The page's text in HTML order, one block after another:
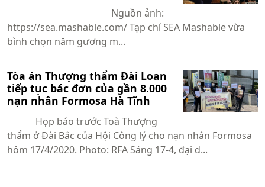
Nguồn ảnh:
https://sea.mashable.com/ Tạp chí SEA Mashable vừa
bình chọn năm gương m...
Tòa án Thượng thẩm Đài Loan
tiếp tục bác đơn của gần 8.000
nạn nhân Formosa Hà Tĩnh
Họp báo trước Toà Thượng
thẩm ở Đài Bắc của Hội Công lý cho nạn nhân Formosa
hôm 17/4/2020. Photo: RFA Sáng 17-4, đại d...